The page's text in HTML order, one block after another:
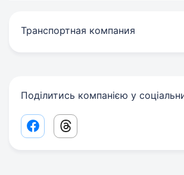
Транспортная компания
Поділитись компанією у
Facebook share link
Threads share link